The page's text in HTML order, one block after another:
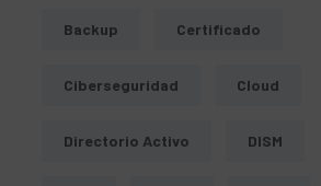
Backup Certificado
Ciberseguridad Cloud
Directorio Activo DISM